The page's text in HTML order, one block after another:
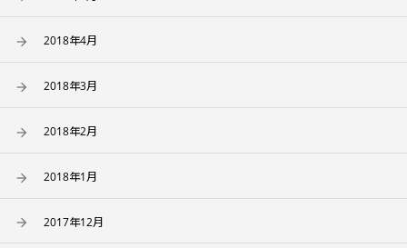
2018年4月
2018年3月
2018年2月
2018年1月
2017年12月